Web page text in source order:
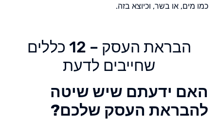
כמו מים, או בשר, וכיוצא בזה.
הבראת העסק – 12 כללים
שחייבים לדעת
האם ידעתם שיש שיטה
להבראת העסק שלכם?